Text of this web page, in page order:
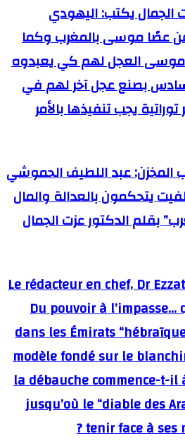
الجمال يكتب: اليهودي
عن عصًا موسى بالمغرب وكما
العجل لهم كي يعبدوه
بصنع عجل آخر لهم في
يجب تنفيذها بالأمر
المخزن: عبد اللطيف الحموشي
يتحكمون بالعدالة والمال
بقلم الدكتور عزت الجمال
Le rédacteur en chef, Dr
Du pouvoir à
dans les Émirats
modèle fondé sur le
la débauche commence-t-il
jusqu’où le “diable des
tenir face à ses